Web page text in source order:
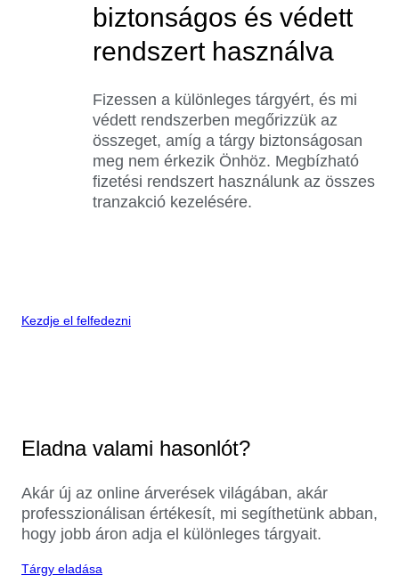
biztonságos és védett
rendszert használva
Fizessen a különleges tárgyért, és mi
védett rendszerben megőrizzük az
összeget, amíg a tárgy biztonságosan
meg nem érkezik Önhöz. Megbízható
fizetési rendszert használunk az összes
tranzakció kezelésére.
Kezdje el felfedezni
Eladna valami hasonlót?
Akár új az online árverések világában, akár
professzionálisan értékesít, mi segíthetünk abban,
hogy jobb áron adja el különleges tárgyait.
Tárgy eladása